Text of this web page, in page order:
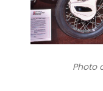
Photo